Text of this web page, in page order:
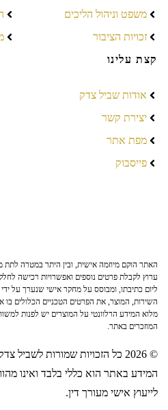
משפט וניהול הליכים
זכויות הציבור
קצת עלינו
אודות שביל צדק
יצירת קשר
מפת אתר
פייסבוק
האתר הוקם מיוזמה אישית, ובין היתר במטרה
ערוץ לקבלת פרטים נוספים ואפשרויות רכישה
ליום כתיבתו, ומבוסס על מחקר אישי שנערך על
השירות, המוצר, את הפרטים הטכניים הכלולים בו
מלוא המידע הרלוונטי על המוצרים יש לפנות
המוזכרים באתר.
© 2026 כל הזכויות שמורות לשביל צדק
המידע באתר הוא כללי בלבד ואינו
לייעוץ אישי מעורך דין.